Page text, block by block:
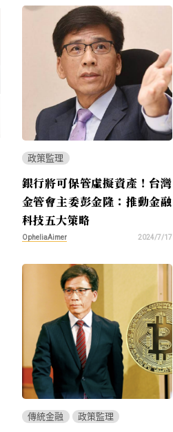
政策監理
銀行將可保管虛擬資產！台灣
金管會主委彭金隆：推動金融
科技五大策略
OpheliaAimer 2024/7/17
傳統金融 政策監理